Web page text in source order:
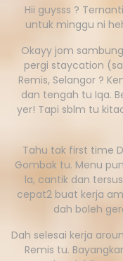
Hii guysss ?
untuk minggu ni
Okayy jom
pergi staycation
Remis, Selangor ?
dan tengah tu Iqa.
yer! Tapi sblm tu
Tahu tak first time
Gombak tu. Menu
la, cantik dan
cepat2 buat kerja
dah boleh
Dah selesai kerja
Remis tu.